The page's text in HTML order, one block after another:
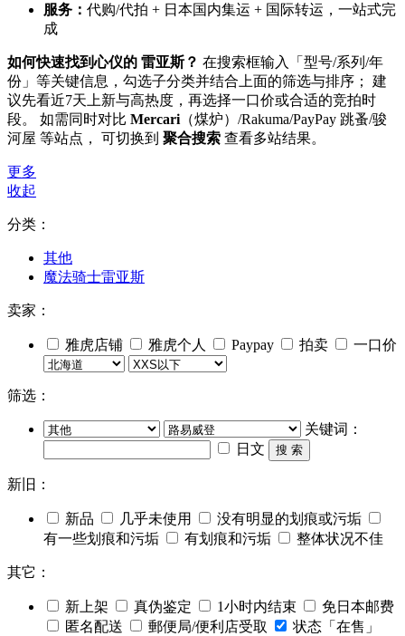
服务： 代购/代拍 + 日本国内集运 + 国际转运，一站式完
成
如何快速找到心仪的 雷亚斯？ 在搜索框输入「型号/系列/年
份」等关键信息，勾选子分类并结合上面的筛选与排序； 建
议先看近7天上新与高热度，再选择一口价或合适的竞拍时
段。 如需同时对比 Mercari （煤炉）/Rakuma/PayPay 跳蚤/骏
河屋 等站点， 可切换到 聚合搜索 查看多站结果。
更多
收起
分类：
其他
魔法骑士雷亚斯
卖家：
雅虎店铺 雅虎个人 Paypay 拍卖 一口价
筛选：
关键词：
日文
搜 索
新旧：
新品 几乎未使用
没有明显的划痕或污垢
有一些划痕和污垢
有划痕和污垢 整体状况不佳
其它：
新上架 真伪鉴定 1小时内结束
免日本邮费
匿名配送
郵便局/便利店受取
状态「在售」